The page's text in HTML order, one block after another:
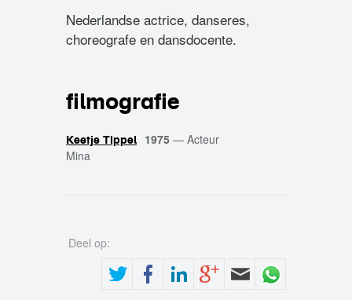
Nederlandse actrice, danseres,
choreografe en dansdocente.
filmografie
Keetje Tippel 1975 — Acteur
Mina
Deel op: